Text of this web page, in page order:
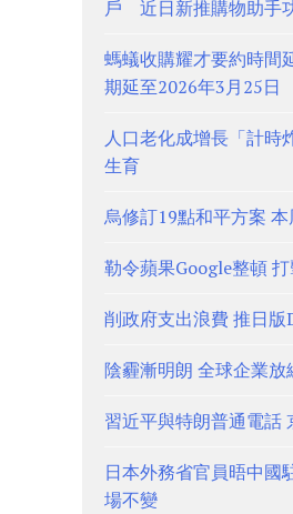
戶 近日新推購物助手
螞蟻收購耀才要約時
期延至2026年3月25日
人口老化成增長「計時
生育
烏修訂19點和平方案 本
勒令蘋果Google整頓
削政府支出浪費 推日版
陰霾漸明朗 全球企業放
習近平與特朗普通電話
日本外務省官員晤中國
場不變